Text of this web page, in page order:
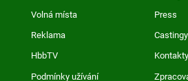
Volná místa Press
Reklama
HbbTV Kontakty
Podmínky užívání